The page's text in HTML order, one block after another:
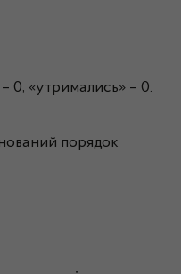
– 0, «утримались» – 0.
порядок